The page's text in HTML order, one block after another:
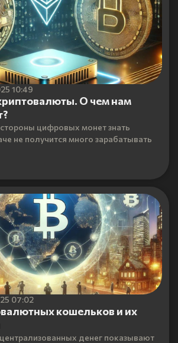
10:49
О чем нам
цифровых монет знать
не получится много зарабатывать
07:02
кошельков и их
денег показывают